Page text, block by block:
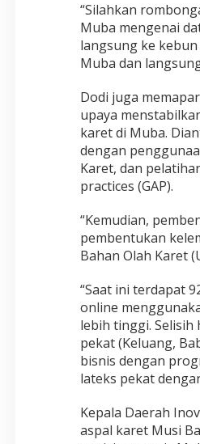
“Silahkan
Muba mengenai
langsung ke
Muba dan
Dodi juga
upaya
karet di Muba.
dengan
Karet, dan
practices (GAP).
“Kemudian,
pembentukan
Bahan Olah Karet
“Saat ini terdapat
online
lebih tinggi. Selisih
pekat (Keluang,
bisnis dengan
lateks pekat
Kepala Daerah
aspal karet Musi